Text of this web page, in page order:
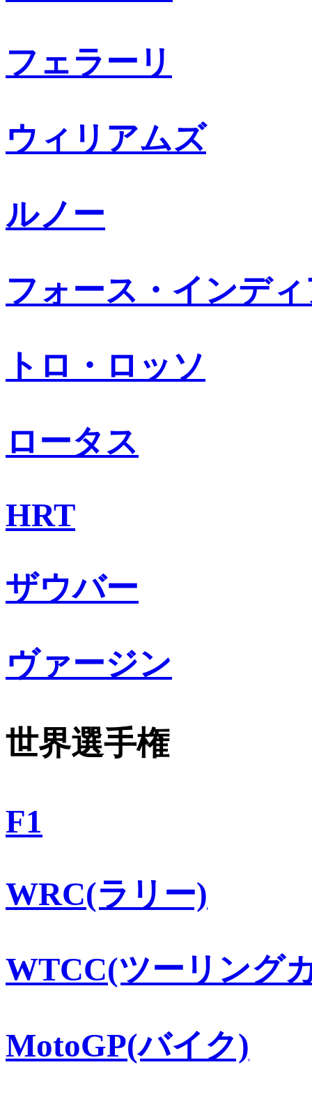
フェラーリ
ウィリアムズ
ルノー
フォース・インデ
トロ・ロッソ
ロータス
HRT
ザウバー
ヴァージン
世界選手権
F1
WRC(ラリー)
WTCC(ツーリング
MotoGP(バイク)